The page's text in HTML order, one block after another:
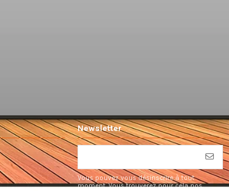
Newsletter
Vous pouvez vous désinscrire à tout
moment. Vous trouverez pour cela nos